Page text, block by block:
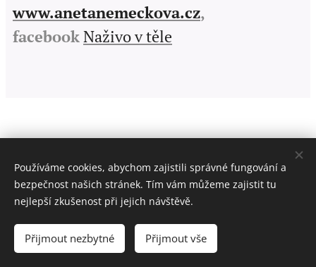
www.anetanemeckova.cz,
facebookNaživo v těle
Tanec je pre mňa prirodzený ako dýchanie.
Sprevádzama celý život, ale až keď som sa
Používáme cookies, abychom zajistili správné fungování a
bezpečnost našich stránek. Tím vám můžeme zajistit tu
nejlepší zkušenost při jejich návštěvě.
Přijmout nezbytné Přijmout vše